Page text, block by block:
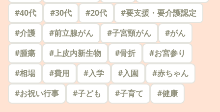
#40代 #30代 #20代 #要支援・要介護認定
#介護 #前立腺がん #子宮頸がん #がん
#腫瘍 #上皮内新生物 #骨折 #お宮参り
#相場 #費用 #入学 #入園 #赤ちゃん
#お祝い行事 #子ども #子育て #健康